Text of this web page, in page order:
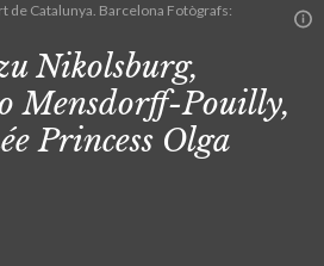
de Catalunya. Barcelona Fotògrafs:
Nikolsburg,
Mensdorff-Pouilly,
Princess Olga